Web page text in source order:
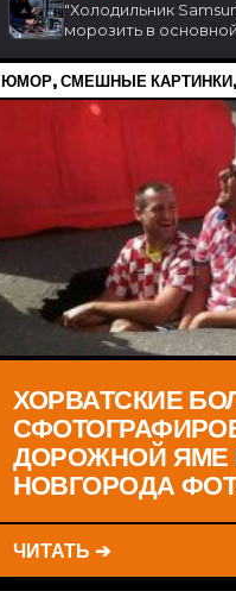
"Холодильник
морозить в основной
ЮМОР, СМЕШНЫЕ
ХОРВАТСКИЕ
ДОРОЖНОЙ ЯМЕ
НОВГОРОДА
ЧИТАТЬ ➔